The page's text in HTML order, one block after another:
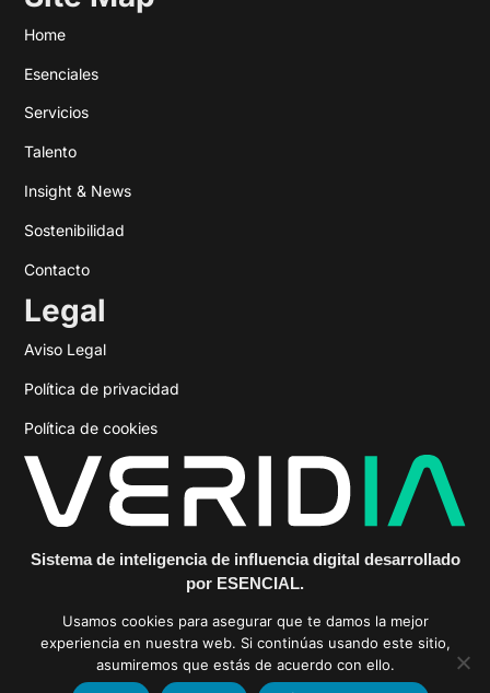
Home
Esenciales
Servicios
Talento
Insight & News
Sostenibilidad
Contacto
Legal
Aviso Legal
Política de privacidad
Política de cookies
Sistema de inteligencia de influencia digital desarrollado
por ESENCIAL.
https://veridiainfluencia.com
Usamos cookies para asegurar que te damos la mejor
experiencia en nuestra web. Si continúas usando este sitio,
asumiremos que estás de acuerdo con ello.